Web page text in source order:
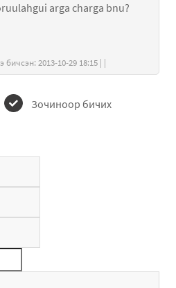
arga charga bnu?
Zurai (зочин) хэзээ бичсэн: 2013-10-29 18:15 | |
Зочиноор бичих